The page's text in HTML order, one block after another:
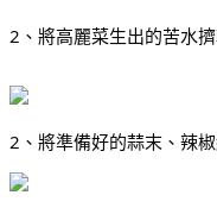
2、將高麗菜生出的苦水
2、將準備好的蒜末、辣